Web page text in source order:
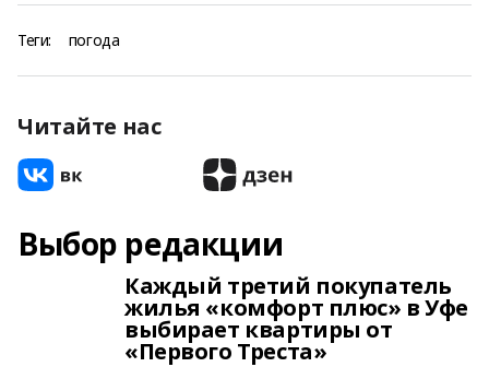
Теги: погода
Читайте нас
Выбор редакции
Каждый третий покупатель
жилья «комфорт плюс» в Уфе
выбирает квартиры от
«Первого Треста»